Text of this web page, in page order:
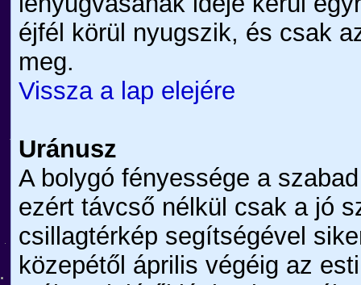
éjfél körül nyugszik, és csak
meg.
Vissza a lap elejére
Uránusz
A bolygó fényessége a
ezért távcső nélkül csak a jó
csillagtérkép segítségével
közepétől április végéig az